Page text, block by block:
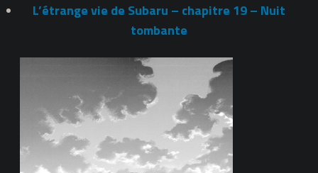
L’étrange vie de Subaru – chapitre 19 – Nuit
tombante